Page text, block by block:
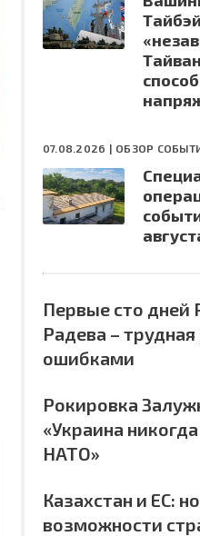
07.08.2026 | ОБЗОР
Первые сто дней
Радева –
ошибками
Рокировка
«Украина
НАТО»
Казахстан и ЕС:
возможности